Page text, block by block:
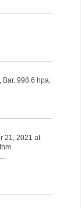
Bar. 998.6 hpa,
21, 2021 at